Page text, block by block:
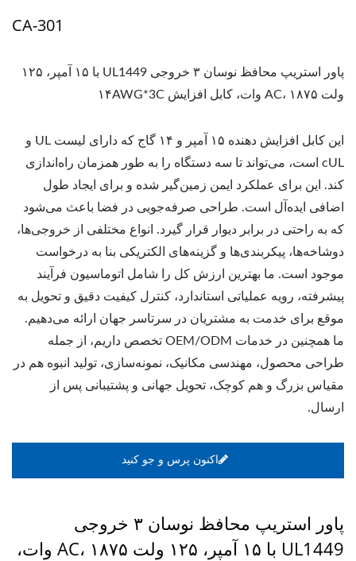
CA-301
پاور استریپ محافظ نوسان ۳ خروجی UL1449 با ۱۵ آمپر، ۱۲۵
ولت AC، ۱۸۷۵ وات، کابل افزایش ۱۴AWG*3C
این کابل افزایش دهنده ۱۵ آمپر و ۱۴ گاج که دارای لیست UL و
cUL است، می‌تواند تا سه دستگاه را به طور همزمان راه‌اندازی
کند. این برای عملکرد ایمن زمین‌گیر شده و برای ایجاد طول
اضافی ایده‌آل است. طراحی صرفه‌جویی در فضا باعث می‌شود
که به راحتی در برابر دیوار قرار گیرد. انواع مختلفی از خروجی‌ها،
دوشاخه‌ها، پیکربندی‌ها و گزینه‌های الکتریکی بنا به درخواست
موجود است. ما بهترین ارزش کل را شامل اتوماسیون فرآیند
پیشرفته، رویه عملیاتی استاندارد، کنترل کیفیت دقیق و تحویل به
موقع برای خدمت به مشتریان در سرتاسر جهان ارائه می‌دهیم.
ما همچنین در خدمات OEM/ODM تخصص داریم، از جمله
طراحی محصول، مهندسی مکانیک، نمونه‌سازی، تولید انبوه هم در
مقیاس بزرگ و هم کوچک، تحویل جهانی و پشتیبانی پس از
ارسال.
اکنون پرس و جو کنید
پاور استریپ محافظ نوسان ۳ خروجی
UL1449 با ۱۵ آمپر، ۱۲۵ ولت AC، ۱۸۷۵ وات،